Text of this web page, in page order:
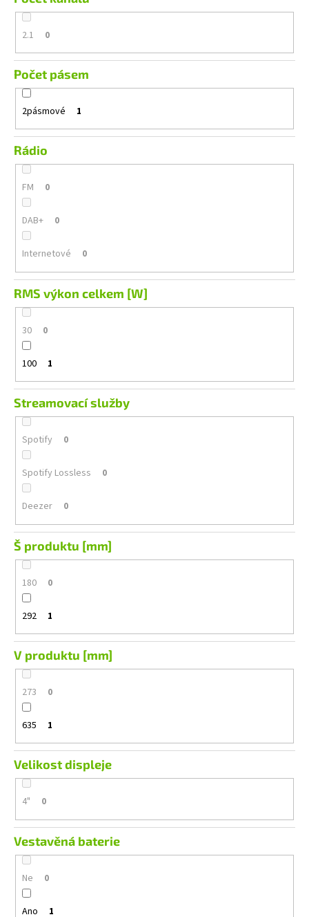
2.1 0
Počet pásem
2pásmové 1
Rádio
FM 0
DAB+ 0
Internetové 0
RMS výkon celkem [W]
30 0
100 1
Streamovací služby
Spotify 0
Spotify Lossless 0
Deezer 0
Š produktu [mm]
180 0
292 1
V produktu [mm]
273 0
635 1
Velikost displeje
4" 0
Vestavěná baterie
Ne 0
Ano 1